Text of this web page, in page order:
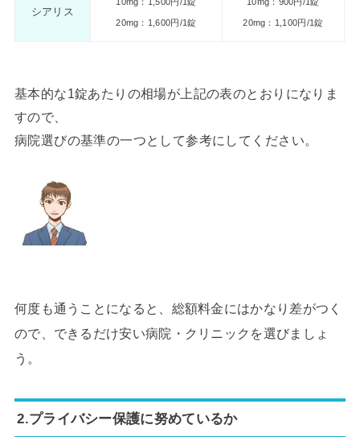
シアリス
10mg：1,500円/1錠
20mg：1,600円/1錠
10mg：900円/1錠
20mg：1,100円/1錠
基本的な1錠あたりの相場が上記の表のとおりになりま
すので、
病院選びの基準の一つとして参考にしてください。
何度も通うことになると、総額料金にはかなり差がつく
ので、できるだけ安い病院・クリニックを選びましょ
う。
2.プライバシー保護に努めているか